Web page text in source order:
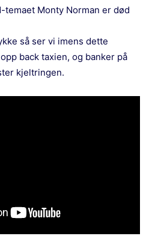
temaet Monty Norman er død
så ser vi imens dette
back taxien, og banker på
kjeltringen.